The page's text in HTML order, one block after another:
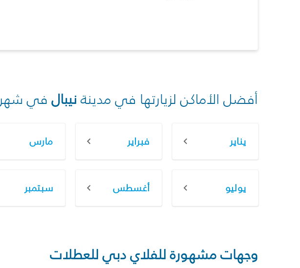
أفضل الأماكن لزيارتها في مدينةنيبال في شهر
يناير فبراير مارس
يوليو أغسطس سبتمبر
وجهات مشهورة للفلاي دبي للعطلات